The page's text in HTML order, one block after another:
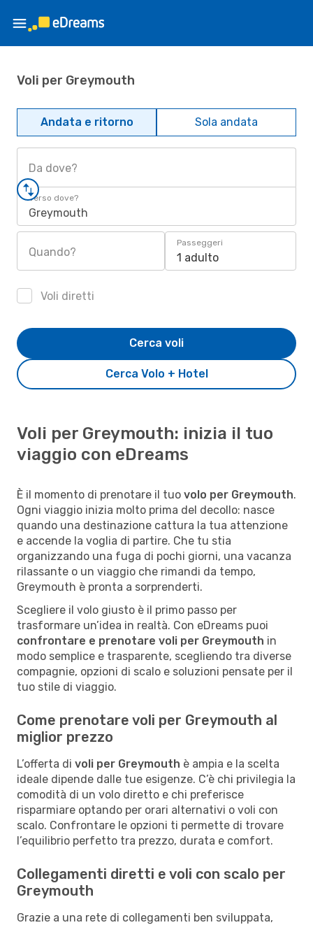
Voli per Greymouth
Andata e ritorno Sola andata
Da dove?
Verso dove?
Greymouth
Quando?
Passeggeri
1 adulto
Voli diretti
Cerca Volo + Hotel
Cerca voli
Voli per Greymouth: inizia il tuo
viaggio con eDreams
È il momento di prenotare il tuo volo per Greymouth.
Ogni viaggio inizia molto prima del decollo: nasce
quando una destinazione cattura la tua attenzione
e accende la voglia di partire. Che tu stia
organizzando una fuga di pochi giorni, una vacanza
rilassante o un viaggio che rimandi da tempo,
Greymouth è pronta a sorprenderti.
Scegliere il volo giusto è il primo passo per
trasformare un’idea in realtà. Con eDreams puoi
confrontare e prenotare voli per Greymouth in
modo semplice e trasparente, scegliendo tra diverse
compagnie, opzioni di scalo e soluzioni pensate per il
tuo stile di viaggio.
Come prenotare voli per Greymouth al
miglior prezzo
L’offerta di voli per Greymouth è ampia e la scelta
ideale dipende dalle tue esigenze. C’è chi privilegia la
comodità di un volo diretto e chi preferisce
risparmiare optando per orari alternativi o voli con
scalo. Confrontare le opzioni ti permette di trovare
l’equilibrio perfetto tra prezzo, durata e comfort.
Collegamenti diretti e voli con scalo per
Greymouth
Grazie a una rete di collegamenti ben sviluppata,